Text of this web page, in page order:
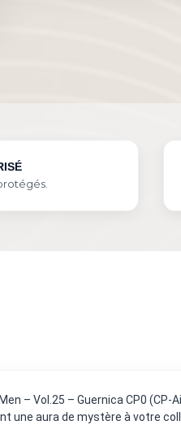
– Vol.25 – Guernica CP0
une aura de mystère à votre